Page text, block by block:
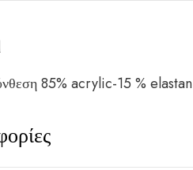
85% acrylic-15 % elastan